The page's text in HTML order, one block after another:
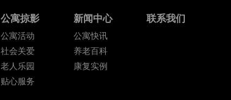
公寓掠影
公寓活动
社会关爱
老人乐园
贴心服务
新闻中心
公寓快讯
养老百科
康复实例
联系我们